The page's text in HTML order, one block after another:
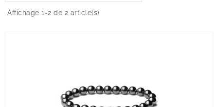
Affichage 1-2 de 2 article(s)